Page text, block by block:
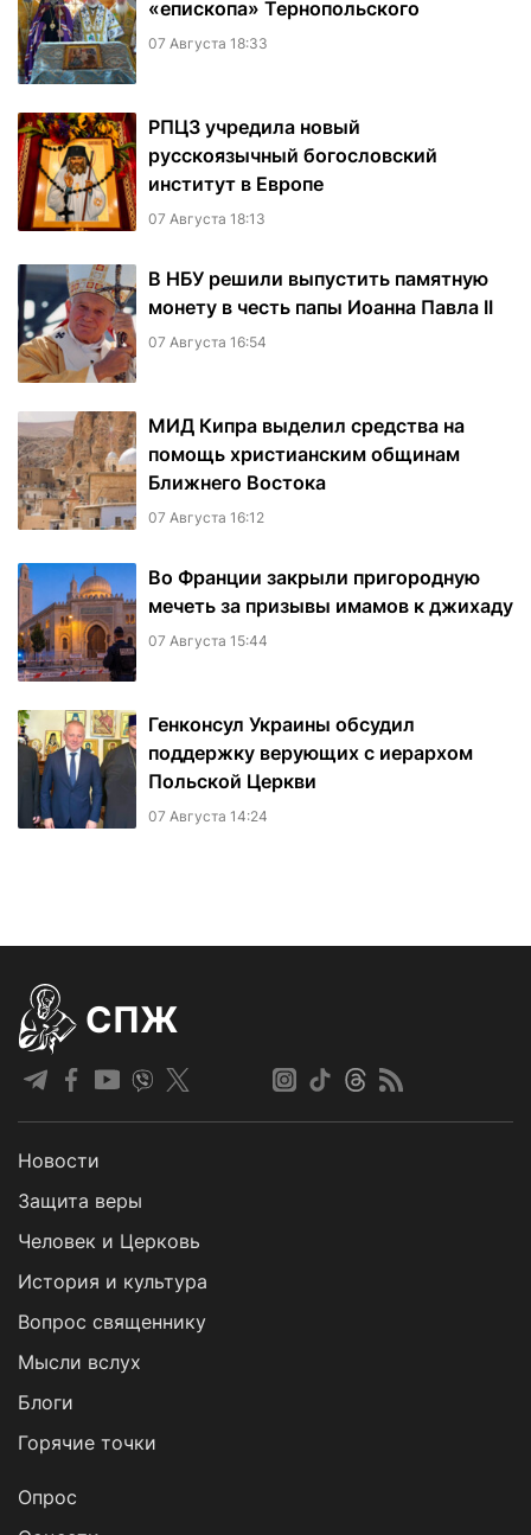
«епископа» Тернопольского
07 Августа 18:33
РПЦЗ учредила новый
русскоязычный богословский
институт в Европе
07 Августа 18:13
В НБУ решили выпустить памятную
монету в честь папы Иоанна Павла II
07 Августа 16:54
МИД Кипра выделил средства на
помощь христианским общинам
Ближнего Востока
07 Августа 16:12
Во Франции закрыли пригородную
мечеть за призывы имамов к джихаду
07 Августа 15:44
Генконсул Украины обсудил
поддержку верующих с иерархом
Польской Церкви
07 Августа 14:24
СПЖ
Новости
Защита веры
Человек и Церковь
История и культура
Вопрос священнику
Мысли вслух
Блоги
Горячие точки
Опрос